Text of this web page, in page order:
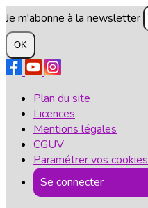
Je m'abonne à la newsletter
OK
Plan du site
Licences
Mentions légales
CGUV
Paramétrer vos cookies
Se connecter